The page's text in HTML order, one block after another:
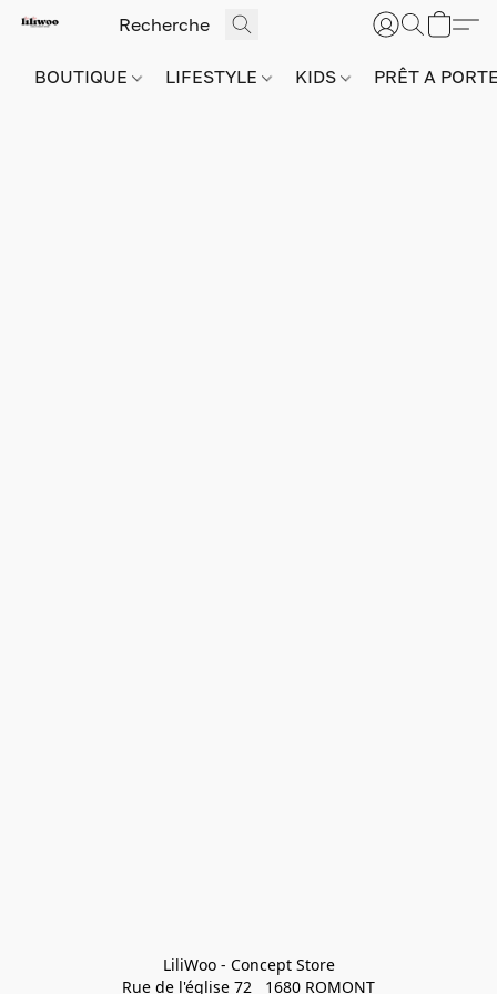
BOUTIQUE LIFESTYLE KIDS PRÊT A
LiliWoo - Concept Store
Rue de l'église 72   1680 ROMONT